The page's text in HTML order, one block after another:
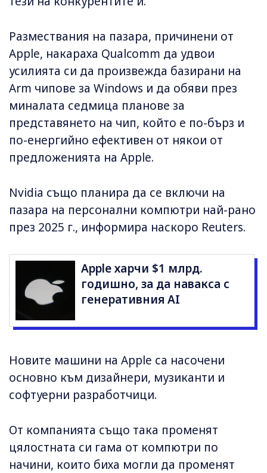
Размествания на пазара, причинени от
Apple, накараха Qualcomm да удвои
усилията си да произвежда базирани на
Arm чипове за Windows и да обяви през
миналата седмица планове за
представянето на чип, който е по-бърз и
по-енергийно ефективен от някои от
предложенията на Apple.
Nvidia също планира да се включи на
пазара на персонални компютри най-рано
през 2025 г., информира наскоро Reuters.
Apple харчи $1 млрд.
годишно, за да навакса с
генеративния AI
Новите машини на Apple са насочени
основно към дизайнери, музиканти и
софтуерни разработчици.
От компанията също така променят
цялостната си гама от компютри по
начини, които биха могли да променят